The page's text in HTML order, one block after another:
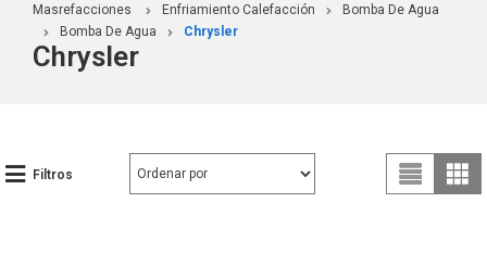
Masrefacciones Enfriamiento Calefacción
Bomba De Agua
Bomba De Agua
Chrysler
Chrysler
Filtros